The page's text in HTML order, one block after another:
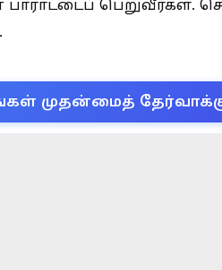
பாராட்டைப் பெறுவீர்கள்.
முதன்மைத்